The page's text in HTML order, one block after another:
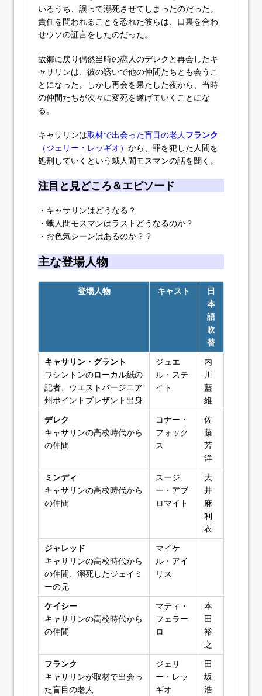
いるうち、誤って溺死させてしまったのだった。
責任を問われることを恐れた彼らは、口裏を合わ
せウソの証言をしたのだった。
故郷に戻り偶然当時の恋人のデレクと再会したキ
ャサリンは、彼の誘いで他の仲間たちとも会うこ
とになった。しかし再会を果たした夜から、当時
の仲間たちが次々に変死を遂げていくことにな
る。
キャサリンは取材で出会った盲目の老人フランク
（ジェリー・レッギオ） から、罪を犯した人間を
処刑していくという蛾人間モスマンの話を聞く。
注目と見どころ＆エピソード
・キャサリンはどうなる？
・蛾人間モスマンはラストどうなるのか？
・お色気シーンはあるのか？？
主な登場人物
登場人物 キャスト
日
本
語
吹
替
キャサリン・グラント
ワシントンのローカル紙の
記者、ウエストバージニア
州ポイントプレザント出身
ジュエ
ル・ステ
イト
内
川
藍
維
デレク
キャサリンの高校時代から
の仲間
コナー・
フォック
ス
佐
藤
芳
洋
ミンディ
キャサリンの高校時代から
の仲間
スージ
ー・アブ
ロマイト
大
井
麻
利
衣
ジャレッド
キャサリンの高校時代から
の仲間、溺死したジェイミ
ーの兄
マイケ
ル・アイ
リス
ケイシー
キャサリンの高校時代から
の仲間
マティ・
フェラー
ロ
本
田
裕
之
フランク
キャサリンが取材で出会っ
た盲目の老人
ジェリ
ー・レッ
ギオ
田
坂
浩